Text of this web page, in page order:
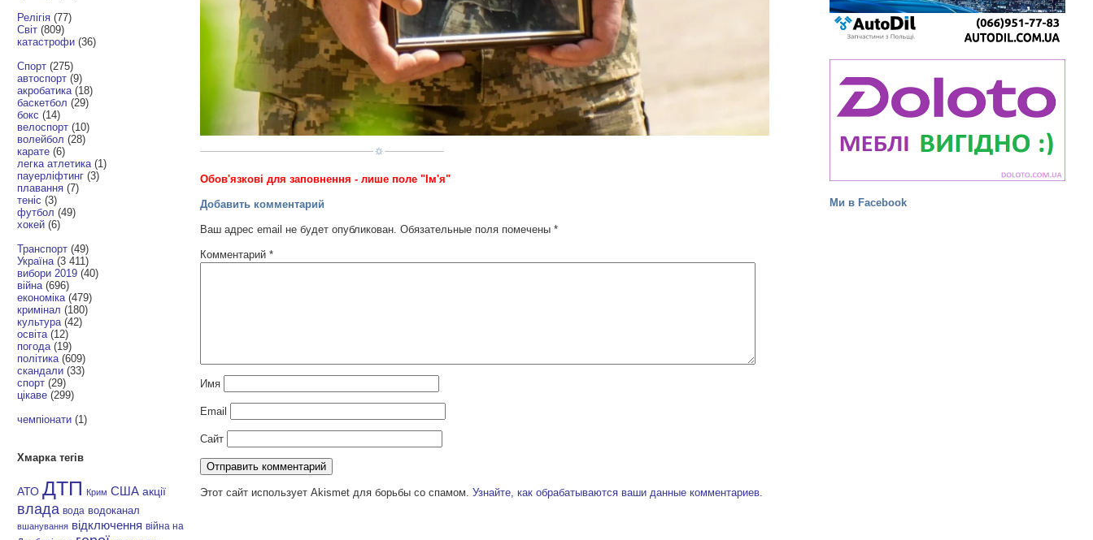
Ми в Facebook
Релігія (77)
Світ (809)
катастрофи (36)
Спорт (275)
автоспорт (9)
акробатика (18)
баскетбол (29)
бокс (14)
велоспорт (10)
волейбол (28)
карате (6)
легка атлетика (1)
пауерліфтинг (3)
плавання (7)
теніс (3)
футбол (49)
хокей (6)
Транспорт (49)
Україна (3 411)
вибори 2019 (40)
війна (696)
економіка (479)
кримінал (180)
культура (42)
освіта (12)
погода (19)
політика (609)
скандали (33)
спорт (29)
цікаве (299)
чемпіонати (1)
Хмарка тегів
АТО ДТП Крим США акції
влада вода водоканал
вшанування відключення війна на
Обов'язкові для заповнення - лише поле "Ім'я"
Добавить комментарий
Ваш адрес email не будет опубликован. Обязательные поля помечены*
Комментарий*
Имя
Email
Сайт
Этот сайт использует Akismet для борьбы со спамом.Узнайте, как обрабатываются ваши данные комментариев.